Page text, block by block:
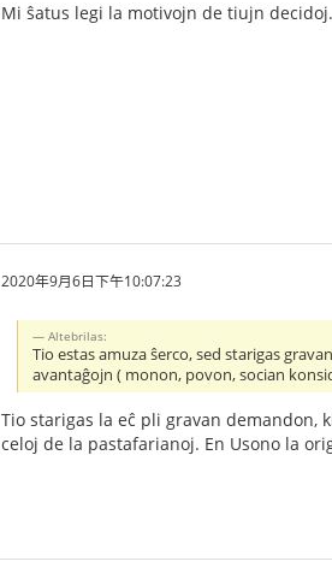
Mi ŝatus legi la motivojn de tiujn
2020年9月6日下午10:07:23
Altebrilas:
Tio estas amuza ŝerco, sed starigas
avantaĝojn ( monon, povon, socian
Tio starigas la eĉ pli gravan
celoj de la pastafarianoj. En Usono la